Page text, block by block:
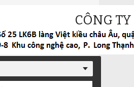
CÔNG